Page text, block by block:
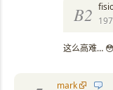
B2
这么高难… 😳
mark